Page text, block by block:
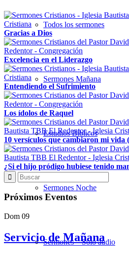
Todos los sermones
Sermones Mañana
Estudios Bíblicos
Sermones Noche
Sermones – Solo audio
Gracias a Dios
Excelencia en el Liderazgo
Entendiendo el Sufrimiento
Los ídolos de Raquel
10 versículos que cambiaron mi vida
¿Si el hijo pródigo hubiese tenido
Próximos Eventos
Dom 09
Servicio de Mañana